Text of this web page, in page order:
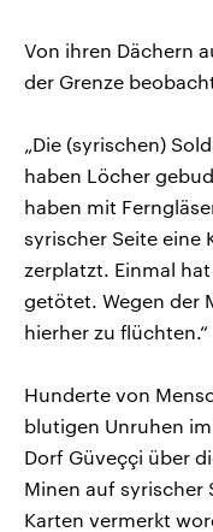
Von ihren Dächern
der Grenze
„Die (syrischen)
haben Löcher
haben mit
syrischer Seite eine
zerplatzt. Einmal
getötet. Wegen der
hierher zu flüchten.“
Hunderte von
blutigen Unruhen
Dorf Güveççi über
Minen auf syrischer
Karten vermerkt